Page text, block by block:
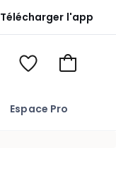
Télécharger l'app
Espace Pro
Voir
Voir